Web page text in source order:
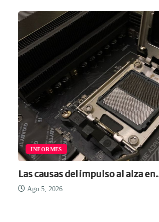
INFORMES
causas del impulso al alza en...
Ago 5, 2026